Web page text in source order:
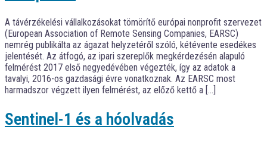
A távérzékelési vállalkozásokat tömörítő európai nonprofit szervezet
(European Association of Remote Sensing Companies, EARSC)
nemrég publikálta az ágazat helyzetéről szóló, kétévente esedékes
jelentését. Az átfogó, az ipari szereplők megkérdezésén alapuló
felmérést 2017 első negyedévében végezték, így az adatok a
tavalyi, 2016-os gazdasági évre vonatkoznak. Az EARSC most
harmadszor végzett ilyen felmérést, az előző kettő a […]
Sentinel-1 és a hóolvadás